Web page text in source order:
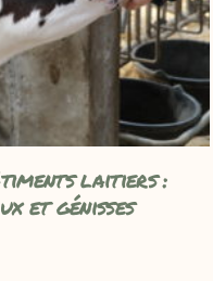
laitiers :
et génisses